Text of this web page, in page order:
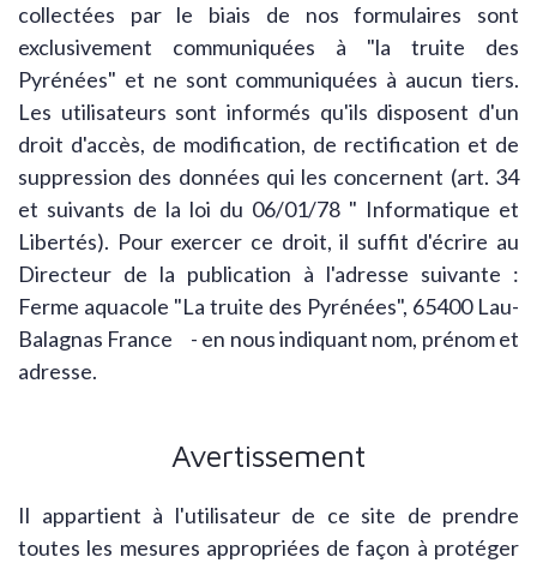
collectées par le biais de nos formulaires sont
exclusivement communiquées à "la truite des
Pyrénées" et ne sont communiquées à aucun tiers.
Les utilisateurs sont informés qu'ils disposent d'un
droit d'accès, de modification, de rectification et de
suppression des données qui les concernent (art. 34
et suivants de la loi du 06/01/78 " Informatique et
Libertés). Pour exercer ce droit, il suffit d'écrire au
Directeur de la publication à l'adresse suivante :
Ferme aquacole "La truite des Pyrénées", 65400 Lau-
Balagnas France - en nous indiquant nom, prénom et
adresse.
Avertissement
Il appartient à l'utilisateur de ce site de prendre
toutes les mesures appropriées de façon à protéger